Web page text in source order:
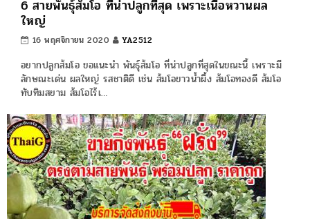
6 สายพันธุ์ส้มโอ ที่น่าปลูกที่สุด เพราะเนื้อหวานผล
ใหญ่
16 พฤศจิกายน 2020 YA2512
อยากปลูกส้มโอ ขอแนะนำ พันธุ์ส้มโอ ที่น่าปลูกที่สุดในขณะนี้ เพราะมี
ลักษณะเด่น ผลใหญ่ รสชาติดี เช่น ส้มโอขาวน้ำผึ้ง ส้มโอทองดี ส้มโอ
ทับทิมสยาม ส้มโอไร้เ…